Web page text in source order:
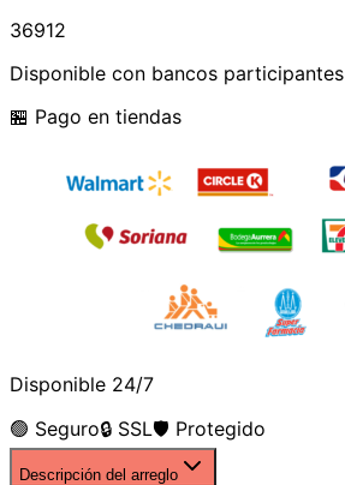
36912
Disponible con bancos participantes
🏪 Pago en tiendas
Disponible 24/7
🟢 Seguro🔒 SSL🛡️ Protegido
Descripción del arreglo